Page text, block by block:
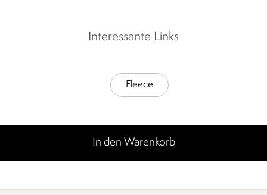
Interessante Links
Fleece
In den Warenkorb